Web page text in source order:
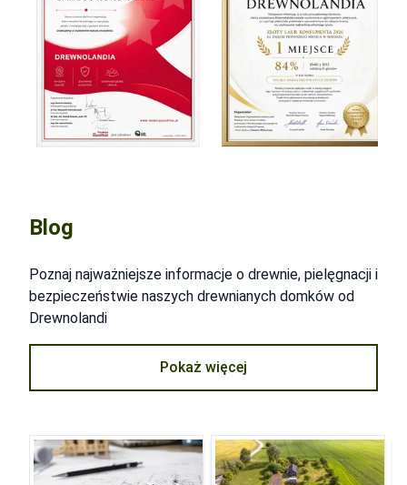
Blog
Poznaj najważniejsze informacje o drewnie, pielęgnacji i
bezpieczeństwie naszych drewnianych domków od
Drewnolandi
Pokaż więcej